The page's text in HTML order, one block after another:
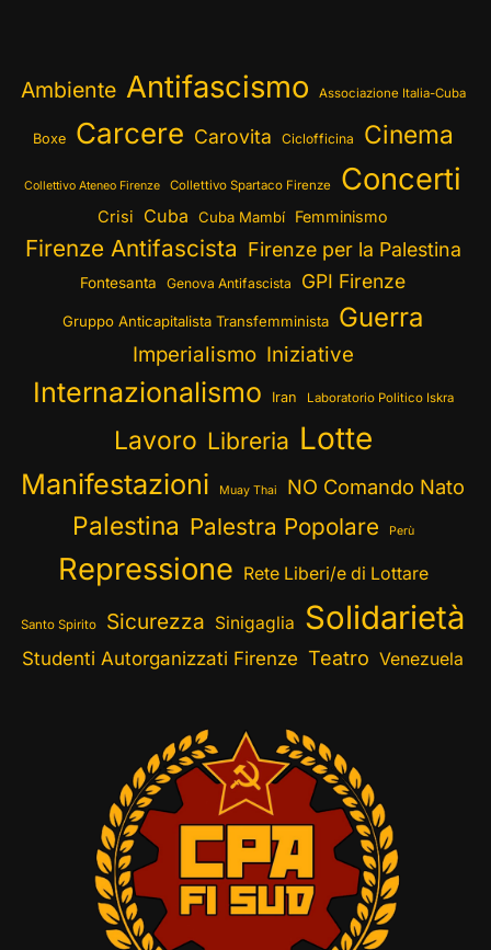
Ambiente Antifascismo Associazione Italia-Cuba
Boxe Carcere Carovita Ciclofficina Cinema
Collettivo Ateneo Firenze Collettivo Spartaco Firenze Concerti
Crisi Cuba Cuba Mambí Femminismo
Firenze Antifascista Firenze per la Palestina
Fontesanta Genova Antifascista GPI Firenze
Gruppo Anticapitalista Transfemminista Guerra
Imperialismo Iniziative
Internazionalismo Iran Laboratorio Politico Iskra
Lavoro Libreria Lotte
Manifestazioni Muay Thai NO Comando Nato
Palestina Palestra Popolare Perù
Repressione Rete Liberi/e di Lottare
Santo Spirito Sicurezza Sinigaglia Solidarietà
Studenti Autorganizzati Firenze Teatro Venezuela